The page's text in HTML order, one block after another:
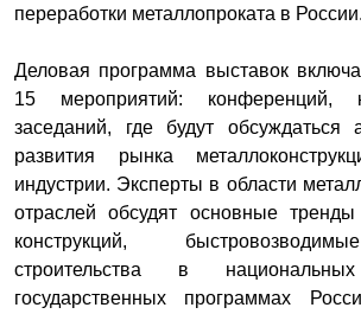
переработки металлопроката в России.
Деловая программа выставок
15 мероприятий: конференций,
заседаний, где будут обсуждаться
развития рынка
индустрии. Эксперты в области
отраслей обсудят основные
конструкций,
строительства в
государственных программах